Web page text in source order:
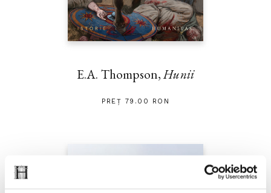
E.A. Thompson,Hunii
PREȚ 79.00 RON